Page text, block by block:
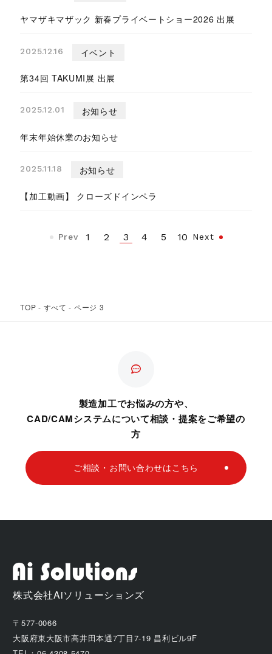
ヤマザキマザック 新春プライベートショー2026 出展
2025.12.16 イベント
第34回 TAKUMI展 出展
2025.12.01 お知らせ
年末年始休業のお知らせ
2025.11.18 お知らせ
【加工動画】 クローズドインペラ
Prev 1 2 3 4 5 10 Next
TOP - すべて - ページ 3
製造加工でお悩みの方や、
CAD/CAMシステムについて相談・提案をご希望の
方
ご相談・お問い合わせはこちら
株式会社Aiソリューションズ
〒577-0066
大阪府東大阪市高井田本通7丁目7-19 昌利ビル9F